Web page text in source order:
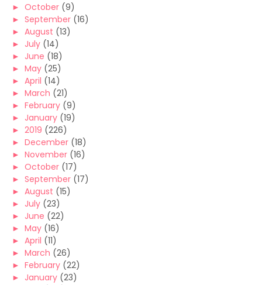
► October (9)
► September (16)
► August (13)
► July (14)
► June (18)
► May (25)
► April (14)
► March (21)
► February (9)
► January (19)
► 2019 (226)
► December (18)
► November (16)
► October (17)
► September (17)
► August (15)
► July (23)
► June (22)
► May (16)
► April (11)
► March (26)
► February (22)
► January (23)